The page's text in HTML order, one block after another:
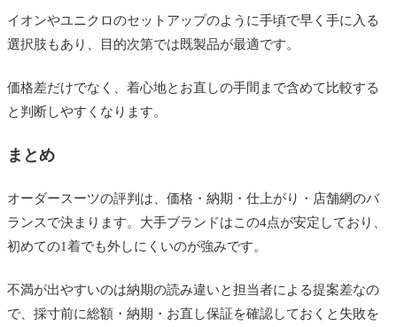
イオンやユニクロのセットアップのように手頃で早く手に入る
選択肢もあり、目的次第では既製品が最適です。
価格差だけでなく、着心地とお直しの手間まで含めて比較する
と判断しやすくなります。
まとめ
オーダースーツの評判は、価格・納期・仕上がり・店舗網のバ
ランスで決まります。大手ブランドはこの4点が安定しており、
初めての1着でも外しにくいのが強みです。
不満が出やすいのは納期の読み違いと担当者による提案差なの
で、採寸前に総額・納期・お直し保証を確認しておくと失敗を